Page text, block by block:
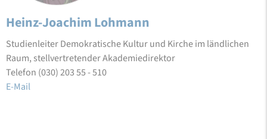
Heinz-Joachim Lohmann
Studienleiter Demokratische Kultur und Kirche im ländlichen
Raum, stellvertretender Akademiedirektor
Telefon (030) 203 55 - 510
E-Mail